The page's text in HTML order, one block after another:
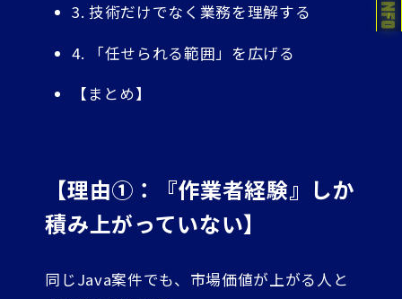
3. 技術だけでなく業務を理解する
4. 「任せられる範囲」を広げる
【まとめ】
【理由①：『作業者経験』しか
積み上がっていない】
同じJava案件でも、市場価値が上がる人と